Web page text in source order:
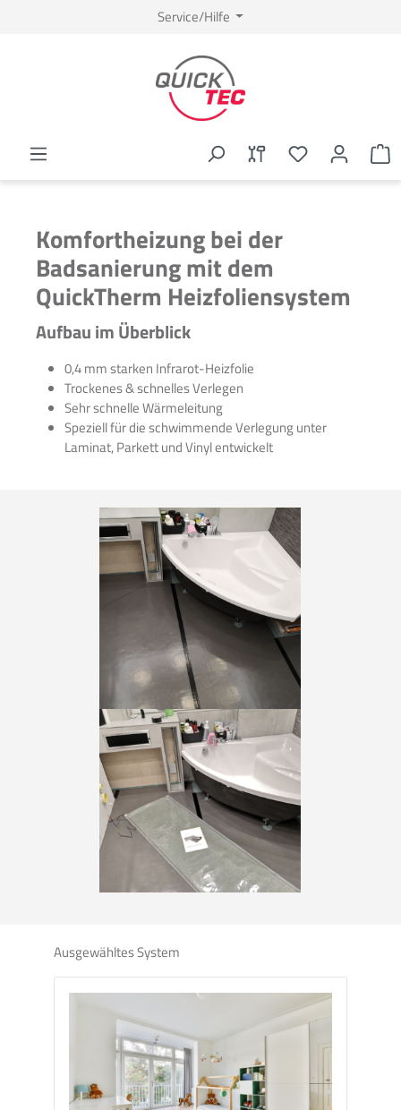
Service/Hilfe
Komfortheizung bei der
Badsanierung mit dem
QuickTherm Heizfoliensystem
Aufbau im Überblick
0,4 mm starken Infrarot-Heizfolie
Trockenes & schnelles Verlegen
Sehr schnelle Wärmeleitung
Speziell für die schwimmende Verlegung unter
Laminat, Parkett und Vinyl entwickelt
Ausgewähltes System